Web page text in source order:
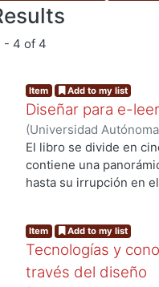
- 4 of 4
Item Add to my list
Diseñar para e-
(Universidad
Itzel
El libro se divide en
contiene una
hasta su irrupción en
... En el segundo
sustento teórico:
cultural, tipos de
Item Add to my list
Tecnologías y
través del diseño